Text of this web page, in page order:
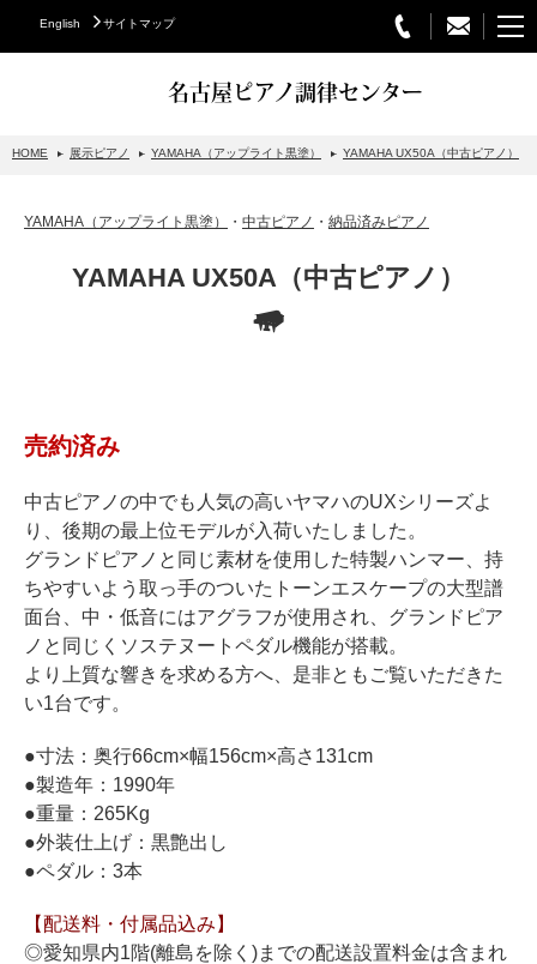
English サイトマップ
名古屋ピアノ調律センター
グランドピアノ
ベヒシュタイングランドピアノ
ベヒシュタインアップライトピアノ
ホフマングランドピアノ
ホフマンアップライトピアノ
中古ピアノ
調律
タッチ・音色の調整
HOME 展示ピアノ YAMAHA（アップライト黒塗） YAMAHA UX50A（中古ピアノ）
YAMAHA（アップライト黒塗） ・ 中古ピアノ ・ 納品済みピアノ
YAMAHA UX50A（中古ピアノ）
売約済み
中古ピアノの中でも人気の高いヤマハのUXシリーズよ
り、後期の最上位モデルが入荷いたしました。
グランドピアノと同じ素材を使用した特製ハンマー、持
ちやすいよう取っ手のついたトーンエスケープの大型譜
面台、中・低音にはアグラフが使用され、グランドピア
ノと同じくソステヌートペダル機能が搭載。
より上質な響きを求める方へ、是非ともご覧いただきた
い1台です。
●寸法：奥行66cm×幅156cm×高さ131cm
●製造年：1990年
●重量：265Kg
●外装仕上げ：黒艶出し
●ペダル：3本
【配送料・付属品込み】
◎愛知県内1階(離島を除く)までの配送設置料金は含まれ